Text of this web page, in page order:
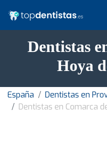
Dentistas
Hoya
España
Dentistas en
Dentistas en Comarca